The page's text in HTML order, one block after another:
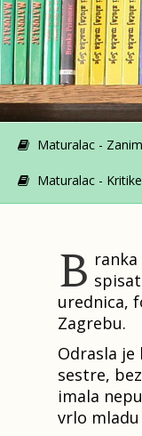
Maturalac -
Maturalac - Kritike
B
urednica,
Zagrebu.
Odrasla
sestre,
imala
vrlo